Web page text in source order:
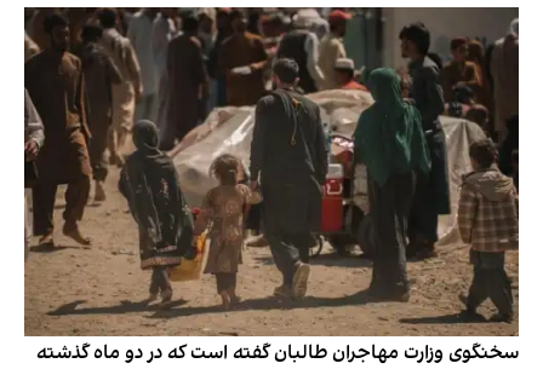
سخنگوی وزارت مهاجران طالبان گفته است که در دو ماه گذشته